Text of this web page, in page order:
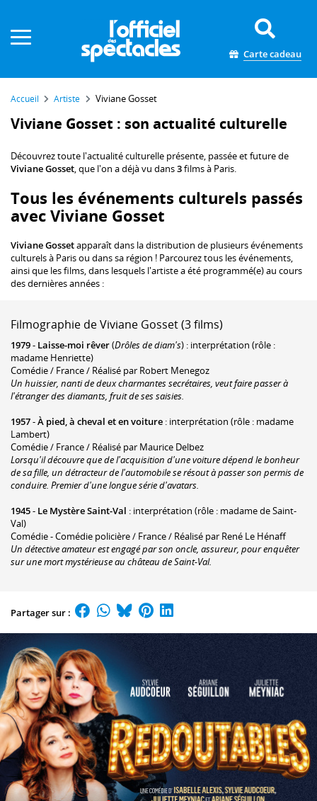
Carte cadeau
Accueil Artiste Viviane Gosset
Viviane Gosset : son actualité culturelle
Découvrez toute l'actualité culturelle présente, passée et future de
Viviane Gosset, que l'on a déjà vu dans3films à Paris.
Tous les événements culturels passés
avec Viviane Gosset
Viviane Gossetapparaît dans la distribution de plusieurs événements
culturels à Paris ou dans sa région ! Parcourez tous les événements,
ainsi que les films, dans lesquels l'artiste a été programmé(e) au cours
des dernières années :
Filmographie de Viviane Gosset (3 films)
1979- Laisse-moi rêver(Drôles de diam's) : interprétation (rôle :
madame Henriette)
Comédie / France / Réalisé par Robert Menegoz
Un huissier, nanti de deux charmantes secrétaires, veut faire passer à
l'étranger des diamants, fruit de ses saisies.
1957-À pied, à cheval et en voiture : interprétation (rôle : madame
Lambert)
Comédie / France / Réalisé par Maurice Delbez
Lorsqu'il découvre que de l'acquisition d'une voiture dépend le bonheur
de sa fille, un détracteur de l'automobile se résout à passer son permis de
conduire. Premier d'une longue série d'avatars.
1945- Le Mystère Saint-Val : interprétation (rôle : madame de Saint-
Val)
Comédie - Comédie policière / France / Réalisé par René Le Hénaff
Un détective amateur est engagé par son oncle, assureur, pour enquêter
sur une mort mystérieuse au château de Saint-Val.
Partager sur :